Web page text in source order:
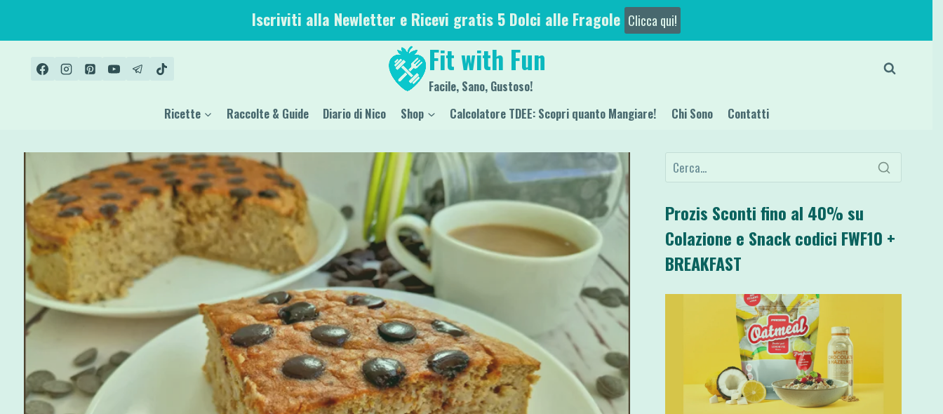
contenuto
Iscriviti alla Newletter e Ricevi gratis 5 Dolci alle Fragole Clicca qui!
Fit with Fun
Facile, Sano, Gustoso!
Ricette Raccolte & Guide Diario di Nico Shop Calcolatore TDEE: Scopri quanto Mangiare! Chi Sono Contatti
Prozis Sconti fino al 40% su
Colazione e Snack codici FWF10 +
BREAKFAST